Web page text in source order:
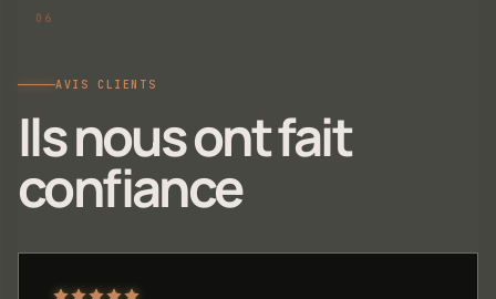
AVIS CLIENTS
Ils nous ont fait
confiance